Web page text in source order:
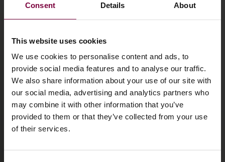
Consent Details About
This website uses cookies
We use cookies to personalise content and ads, to
provide social media features and to analyse our traffic.
We also share information about your use of our site with
our social media, advertising and analytics partners who
may combine it with other information that you’ve
provided to them or that they’ve collected from your use
of their services.